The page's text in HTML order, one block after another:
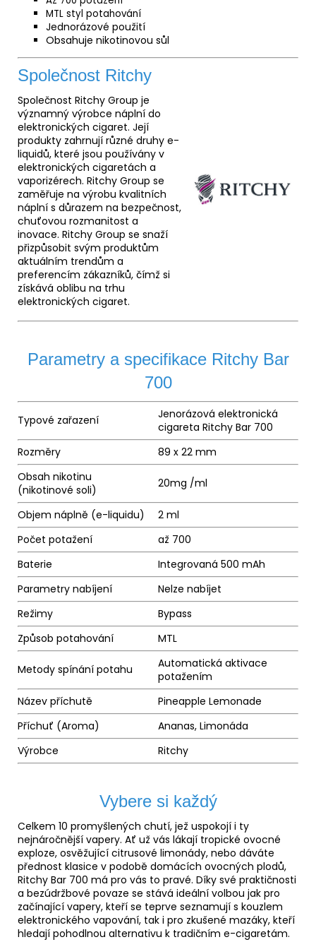
MTL styl potahování
Jednorázové použití
Obsahuje nikotinovou sůl
Společnost Ritchy
Společnost Ritchy Group je
významný výrobce náplní do
elektronických cigaret. Její
produkty zahrnují různé druhy e-
liquidů, které jsou používány v
elektronických cigaretách a
vaporizérech. Ritchy Group se
zaměřuje na výrobu kvalitních
náplní s důrazem na bezpečnost,
chuťovou rozmanitost a
inovace. Ritchy Group se snaží
přizpůsobit svým produktům
aktuálním trendům a
preferencím zákazníků, čímž si
získává oblibu na trhu
elektronických cigaret.
Parametry a specifikace Ritchy Bar
700
Typové zařazení
Jenorázová elektronická
cigareta Ritchy Bar 700
Rozměry
89 x 22 mm
Obsah nikotinu
(nikotinové soli)
20mg /ml
Objem náplně (e-liquidu)
2 ml
Počet potažení
až 700
Baterie
Integrovaná 500 mAh
Parametry nabíjení
Nelze nabíjet
Režimy
Bypass
Způsob potahování
MTL
Metody spínání potahu
Automatická aktivace
potažením
Název příchutě
Pineapple Lemonade
Příchuť (Aroma)
Ananas, Limonáda
Výrobce
Ritchy
Vybere si každý
Celkem 10 promyšlených chutí, jež uspokojí i ty
nejnáročnější vapery. Ať už vás lákají tropické ovocné
exploze, osvěžující citrusové limonády, nebo dáváte
přednost klasice v podobě domácích ovocných plodů,
Ritchy Bar 700 má pro vás to pravé. Díky své praktičnosti
a bezúdržbové povaze se stává ideální volbou jak pro
začínající vapery, kteří se teprve seznamují s kouzlem
elektronického vapování, tak i pro zkušené mazáky, kteří
hledají pohodlnou alternativu k tradičním e-cigaretám.